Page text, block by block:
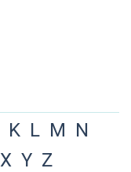
K L M N
X Y Z